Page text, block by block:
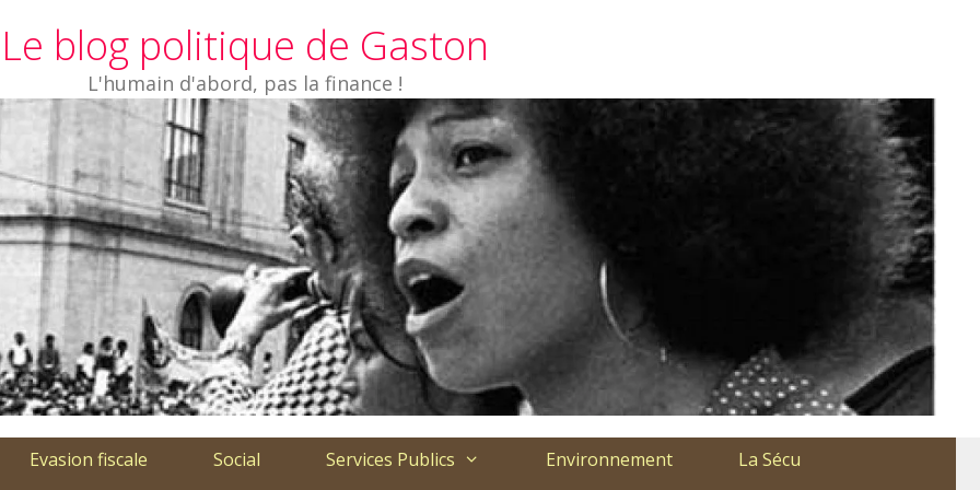
Le blog politique de Gaston
L'humain d'abord, pas la finance !
Evasion fiscale Social Services Publics Environnement
La Sécu